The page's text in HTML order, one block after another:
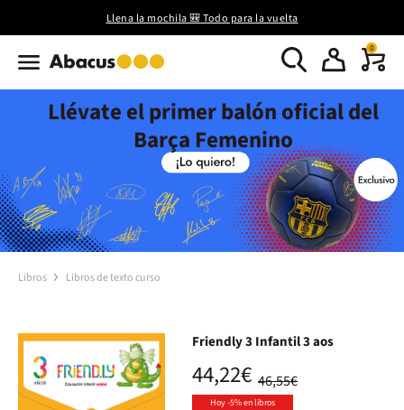
Llena la mochila 🎒 Todo para la vuelta
0
Llévate el primer balón oficial del
Barça Femenino
Libros Libros de texto curso
Friendly 3 Infantil 3 aos
46,55€
44,22€
Hoy -5% en libros